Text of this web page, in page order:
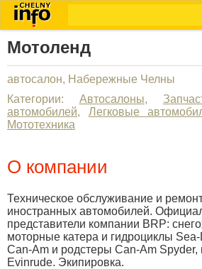
Мотоленд
автосалон, Набережные Челны
Категории: Автосалоны,
автомобилей, Легковые
Мототехника
О компании
Техническое обслуживание и
иностранных автомобилей.
представители компании BRP:
моторные катера и гидроциклы
Can-Am и родстеры Can-Am
Evinrude. Экипировка.